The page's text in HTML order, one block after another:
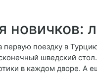
новичков:
поездку в
шведский
в каждом дворе. А